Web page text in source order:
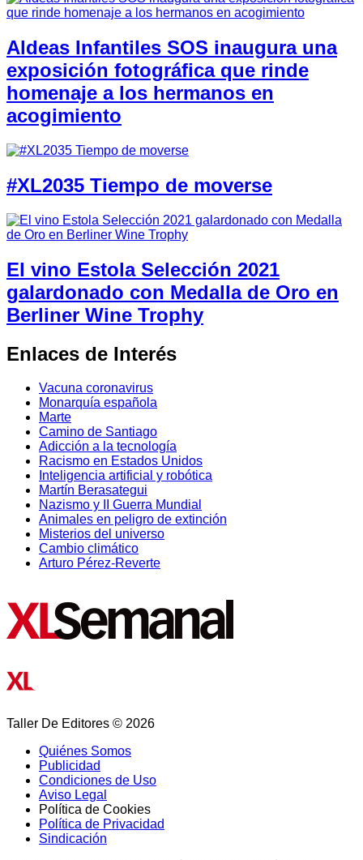
Aldeas Infantiles SOS inaugura una
exposición fotográfica que rinde
homenaje a los hermanos en
acogimiento
#XL2035 Tiempo de moverse
El vino Estola Selección 2021
galardonado con Medalla de Oro en
Berliner Wine Trophy
Enlaces de Interés
Vacuna coronavirus
Monarquía española
Marte
Camino de Santiago
Adicción a la tecnología
Racismo en Estados Unidos
Inteligencia artificial y robótica
Martín Berasategui
Nazismo y II Guerra Mundial
Animales en peligro de extinción
Misterios del universo
Cambio climático
Arturo Pérez-Reverte
Taller De Editores © 2026
Quiénes Somos
Publicidad
Condiciones de Uso
Aviso Legal
Política de Cookies
Política de Privacidad
Sindicación